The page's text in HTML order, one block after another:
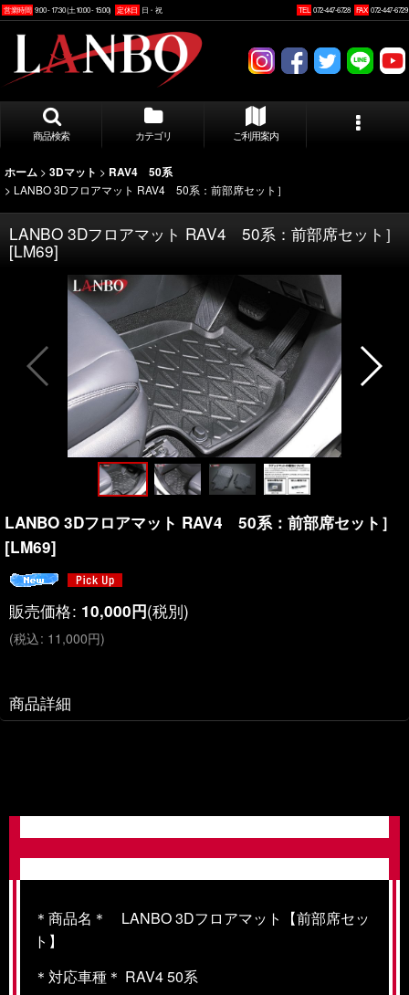
営業時間 9:00 - 17:30 (土10:00 - 15:00) 定休日 日・祝 TEL 072-447-6728 FAX 072-447-6729
商品検索 カテゴリ ご利用案内
ホーム > 3Dマット > RAV4 50系
> LANBO 3Dフロアマット RAV4 50系：前部席セット］
LANBO 3Dフロアマット RAV4 50系：前部席セット］
[LM69]
LANBO 3Dフロアマット RAV4 50系：前部席セット］
[LM69]
販売価格: 10,000円(税別)
(税込: 11,000円)
商品詳細
＊商品名＊ LANBO 3Dフロアマット【前部席セッ
ト】
＊対応車種＊ RAV4 50系